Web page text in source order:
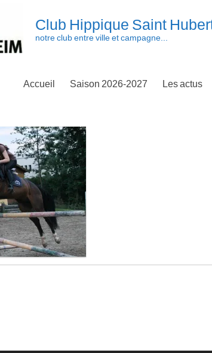
Club Hippique Saint
notre club entre ville et campagne...
Accueil Saison 2026-2027 Les actus